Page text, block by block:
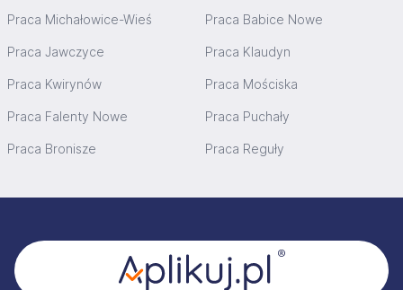
Praca Michałowice-Wieś Praca Babice Nowe
Praca Jawczyce Praca Klaudyn
Praca Kwirynów Praca Mościska
Praca Falenty Nowe Praca Puchały
Praca Bronisze Praca Reguły